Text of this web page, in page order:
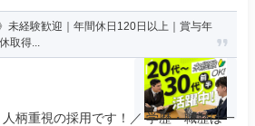
未経験歓迎｜年間休日120日以上｜賞与年
取得...
柄重視の採用です！／ 学歴・職歴は一